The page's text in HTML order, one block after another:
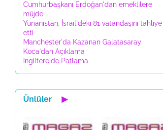
Cumhurbaşkanı Erdoğan'dan emeklilere
müjde
Yunanistan, İsrail'deki 81 vatandaşını tahliye
etti
Manchester'da Kazanan Galatasaray
Koca'dan Açıklama
İngiltere'de Patlama
Ünlüler ▶